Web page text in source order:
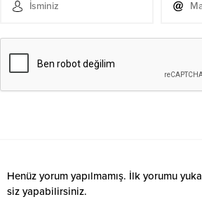
Henüz yorum yapılmamış. İlk yorumu
siz yapabilirsiniz.